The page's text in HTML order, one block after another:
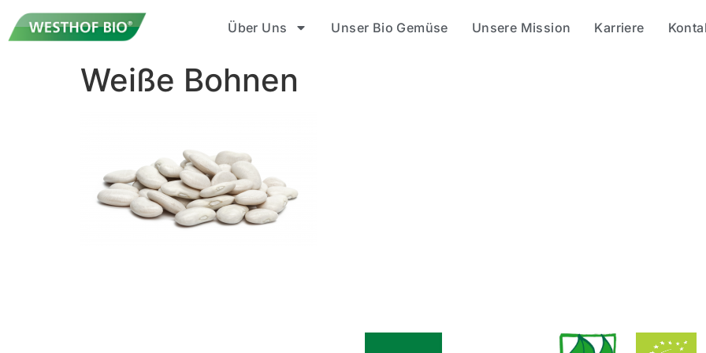
Über Uns Unser Bio Gemüse Unsere Mission Karriere
Weiße Bohnen